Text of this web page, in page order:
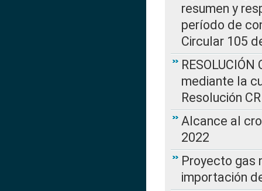
resumen y
período de
Circular 105
mediante la
Resolución
Alcance al
2022
Proyecto gas
importación